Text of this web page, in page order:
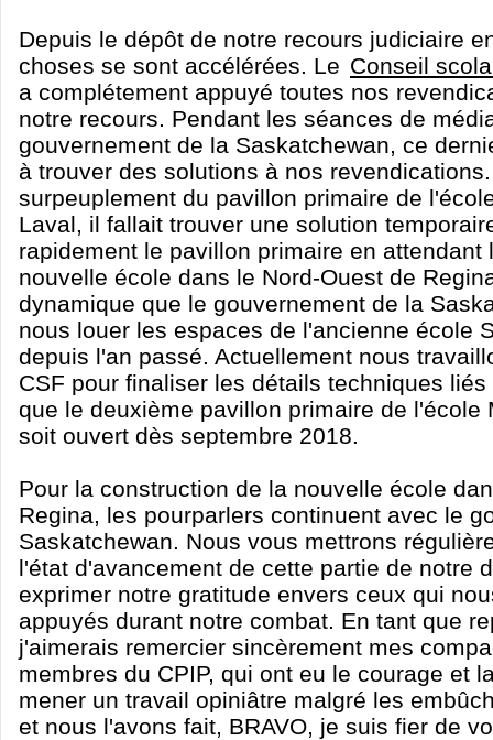
Depuis le dépôt de notre recours judiciaire
choses se sont accélérées. Le Conseil
a complétement appuyé toutes nos
notre recours. Pendant les séances de
gouvernement de la Saskatchewan, ce
à trouver des solutions à nos
surpeuplement du pavillon primaire de
Laval, il fallait trouver une solution
rapidement le pavillon primaire en attendant
nouvelle école dans le Nord-Ouest de
dynamique que le gouvernement de la
nous louer les espaces de l'ancienne école
depuis l'an passé. Actuellement nous
CSF pour finaliser les détails techniques
que le deuxième pavillon primaire de l'école
soit ouvert dès septembre 2018.
Pour la construction de la nouvelle école
Regina, les pourparlers continuent avec le
Saskatchewan. Nous vous mettrons
l'état d'avancement de cette partie de notre
exprimer notre gratitude envers ceux qui
appuyés durant notre combat. En tant que
j'aimerais remercier sincèrement mes
membres du CPIP, qui ont eu le courage et
mener un travail opiniâtre malgré les
et nous l'avons fait, BRAVO, je suis fier de